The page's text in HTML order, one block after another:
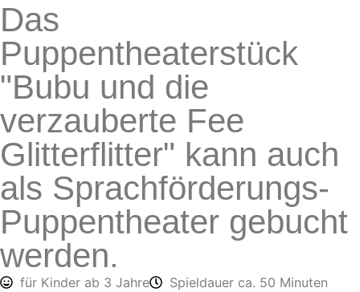
Das
Puppentheaterstück
"Bubu und die
verzauberte Fee
Glitterflitter" kann auch
als Sprachförderungs-
Puppentheater gebucht
werden.
für Kinder ab 3 Jahre
Spieldauer ca. 50 Minuten